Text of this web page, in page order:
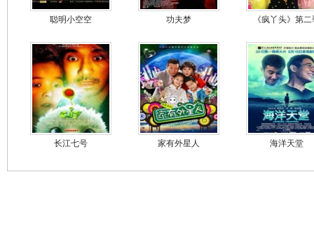
聪明小空空 功夫梦 《疯丫头》第二
长江七号 家有外星人 海洋天堂